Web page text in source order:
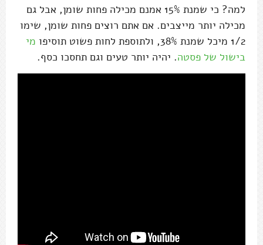
למה? כי שמנת 15% אמנם מכילה פחות שומן, אבל גם
מכילה יותר מייצבים. אם אתם רוצים פחות שומן, שימו
1/2 מיכל שמנת 38%, ולתוספת לחות פשוט תוסיפו
מי
בישול של פסטה. יהיה יותר טעים וגם תחסכו כסף.